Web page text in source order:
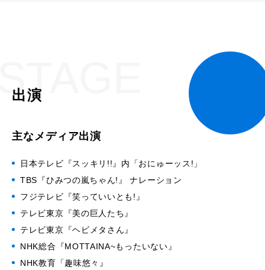
出演
主なメディア出演
日本テレビ『スッキリ!!』内「おにゅーッス!」
TBS『ひみつの嵐ちゃん!』 ナレーション
フジテレビ『笑っていいとも!』
テレビ東京『美の巨人たち』
テレビ東京『ヘビメタさん』
NHK総合『MOTTAINA~もったいない』
NHK教育「趣味悠々』